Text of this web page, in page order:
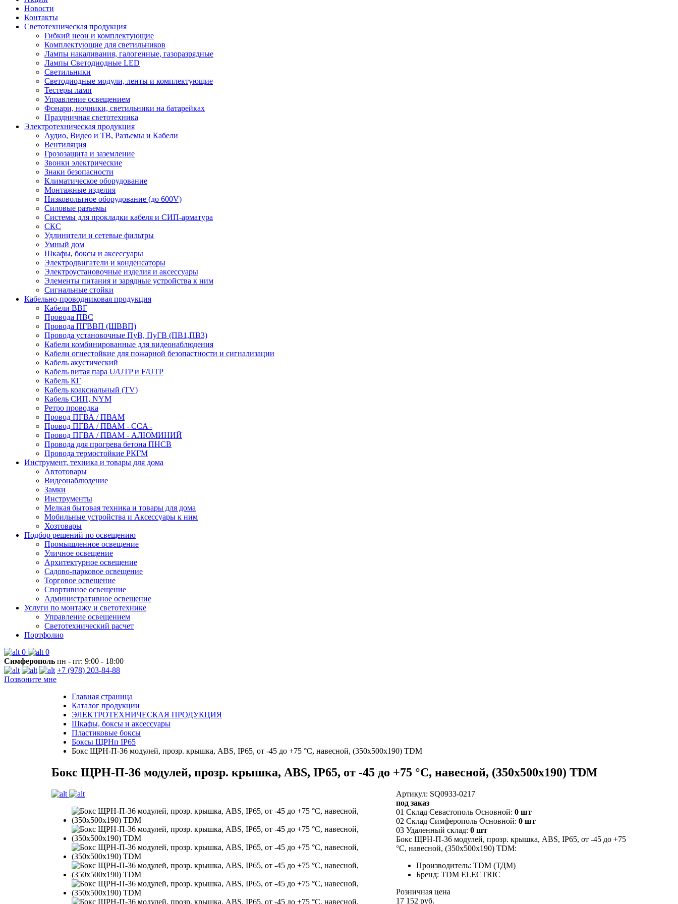
Новости
Контакты
Светотехническая продукция
Гибкий неон и комплектующие
Комплектующие для светильников
Лампы накаливания, галогенные, газоразрядные
Лампы Светодиодные LED
Светильники
Светодиодные модули, ленты и комплектующие
Тестеры ламп
Управление освещением
Фонари, ночники, светильники на батарейках
Праздничная светотехника
Электротехническая продукция
Аудио, Видео и ТВ, Разъемы и Кабели
Вентиляция
Грозозащита и заземление
Звонки электрические
Знаки безопасности
Климатическое оборудование
Монтажные изделия
Низковольтное оборудование (до 600V)
Силовые разъемы
Системы для прокладки кабеля и СИП-арматура
СКС
Удлинители и сетевые фильтры
Умный дом
Шкафы, боксы и аксессуары
Электродвигатели и конденсаторы
Электроустановочные изделия и аксессуары
Элементы питания и зарядные устройства к ним
Сигнальные стойки
Кабельно-проводниковая продукция
Кабели ВВГ
Провода ПВС
Провода ПГВВП (ШВВП)
Провода установочные ПуВ, ПуГВ (ПВ1,ПВ3)
Кабели комбинированные для видеонаблюдения
Кабели огнестойкие для пожарной безопастности и сигнализации
Кабель акустический
Кабель витая пара U/UTP и F/UTP
Кабель КГ
Кабель коаксиальный (TV)
Кабель СИП, NYM
Ретро проводка
Провод ПГВА / ПВАМ
Провод ПГВА / ПВАМ - CCA -
Провод ПГВА / ПВАМ - АЛЮМИНИЙ
Провода для прогрева бетона ПНСВ
Провода термостойкие РКГМ
Инструмент, техника и товары для дома
Автотовары
Видеонаблюдение
Замки
Инструменты
Мелкая бытовая техника и товары для дома
Мобильные устройства и Аксессуары к ним
Хозтовары
Подбор решений по освещению
Промышленное освещение
Уличное освещение
Архитектурное освещение
Садово-парковое освещение
Торговое освещение
Спортивное освещение
Административное освещение
Услуги по монтажу и светотехнике
Управление освещением
Светотехнический расчет
Портфолио
0
0
Симферополь пн - пт: 9:00 - 18:00
+7 (978) 203-84-88
Позвоните мне
Главная страница
Каталог продукции
ЭЛЕКТРОТЕХНИЧЕСКАЯ ПРОДУКЦИЯ
Шкафы, боксы и аксессуары
Пластиковые боксы
Боксы ЩРНп IP65
Бокс ЩРН-П-36 модулей, прозр. крышка, ABS, IP65, от -45 до +75 °С, навесной, (350х500х190) TDM
Бокс ЩРН-П-36 модулей, прозр. крышка, ABS, IP65, от -45 до +75 °С, навесной, (350х500х190) TDM
Артикул: SQ0933-0217
под заказ
01 Склад Севастополь Основной: 0 шт
02 Склад Симферополь Основной: 0 шт
03 Удаленный склад: 0 шт
Бокс ЩРН-П-36 модулей, прозр. крышка, ABS, IP65, от -45 до +75
°С, навесной, (350х500х190) TDM:
Производитель: TDM (ТДМ)
Бренд: TDM ELECTRIC
Розничная цена
17 152 руб.